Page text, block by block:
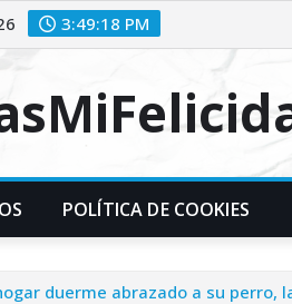
3:49:19 PM
POLÍTICA DE COOKIES
duerme abrazado a su perro,